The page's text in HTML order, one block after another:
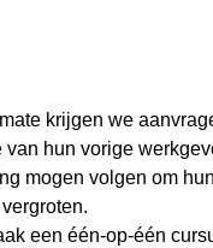
krijgen we
van hun vorige
mogen volgen om
een één-op-één